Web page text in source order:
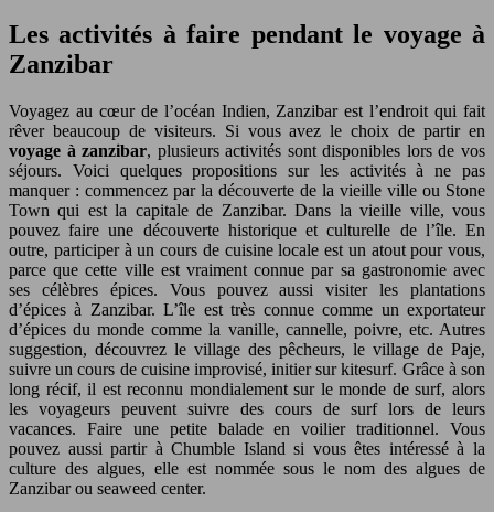
Les activités à faire pendant le voyage à
Zanzibar
Voyagez au cœur de l’océan Indien, Zanzibar est l’endroit qui fait
rêver beaucoup de visiteurs. Si vous avez le choix de partir en
voyage à zanzibar, plusieurs activités sont disponibles lors de vos
séjours. Voici quelques propositions sur les activités à ne pas
manquer : commencez par la découverte de la vieille ville ou Stone
Town qui est la capitale de Zanzibar. Dans la vieille ville, vous
pouvez faire une découverte historique et culturelle de l’île. En
outre, participer à un cours de cuisine locale est un atout pour vous,
parce que cette ville est vraiment connue par sa gastronomie avec
ses célèbres épices. Vous pouvez aussi visiter les plantations
d’épices à Zanzibar. L’île est très connue comme un exportateur
d’épices du monde comme la vanille, cannelle, poivre, etc. Autres
suggestion, découvrez le village des pêcheurs, le village de Paje,
suivre un cours de cuisine improvisé, initier sur kitesurf. Grâce à son
long récif, il est reconnu mondialement sur le monde de surf, alors
les voyageurs peuvent suivre des cours de surf lors de leurs
vacances. Faire une petite balade en voilier traditionnel. Vous
pouvez aussi partir à Chumble Island si vous êtes intéressé à la
culture des algues, elle est nommée sous le nom des algues de
Zanzibar ou seaweed center.